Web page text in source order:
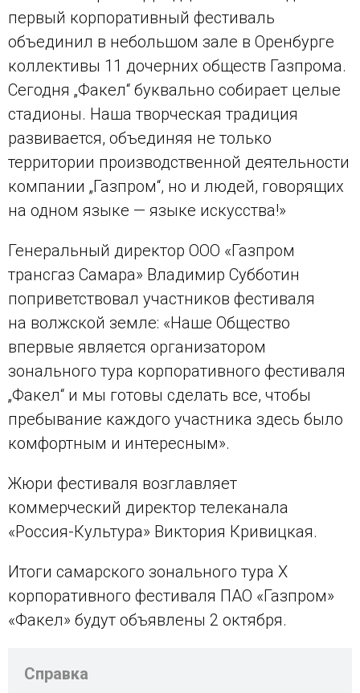
первый корпоративный фестиваль
объединил в небольшом зале в Оренбурге
коллективы 11 дочерних обществ Газпрома.
Сегодня „Факел“ буквально собирает целые
стадионы. Наша творческая традиция
развивается, объединяя не только
территории производственной деятельности
компании „Газпром“, но и людей, говорящих
на одном языке — языке искусства!»
Генеральный директор ООО «Газпром
трансгаз Самара» Владимир Субботин
поприветствовал участников фестиваля
на волжской земле: «Наше Общество
впервые является организатором
зонального тура корпоративного фестиваля
„Факел“ и мы готовы сделать все, чтобы
пребывание каждого участника здесь было
комфортным и интересным».
Жюри фестиваля возглавляет
коммерческий директор телеканала
«Россия-Культура» Виктория Кривицкая.
Итоги самарского зонального тура X
корпоративного фестиваля ПАО «Газпром»
«Факел» будут объявлены 2 октября.
Справка